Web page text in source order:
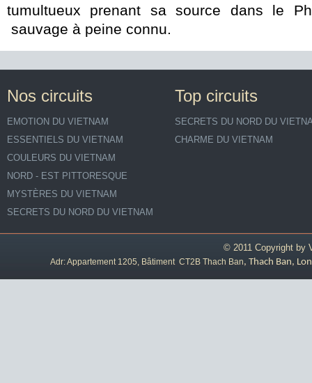
tumultueux prenant sa source dans le
sauvage à peine connu.
Nos circuits
EMOTION DU VIETNAM
ESSENTIELS DU VIETNAM
COULEURS DU VIETNAM
NORD - EST PITTORESQUE
MYSTÈRES DU VIETNAM
SECRETS DU NORD DU VIETNAM
Top circuits
SECRETS DU NORD DU
CHARME DU VIETNAM
© 2011 Copyright by
Adr: Appartement 1205, Bâtiment CT2B Thach Ban, Thach Ban,